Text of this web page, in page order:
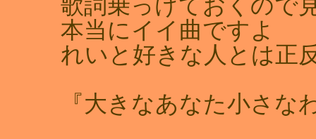
歌詞乗っけておくので
本当にイイ曲ですよ
れいと好きな人とは正
『大きなあなた小さな